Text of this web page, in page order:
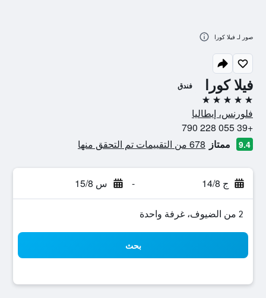
فيلا كورا فندق
5 نجوم
فلورنس، إيطاليا
+39 055 228 790
9.4 ممتاز 678 من التقييمات تم التحقق منها
ج 14/8 - س 15/8
2 من الضيوف، غرفة واحدة
بحث
صور لـ فيلا كورا